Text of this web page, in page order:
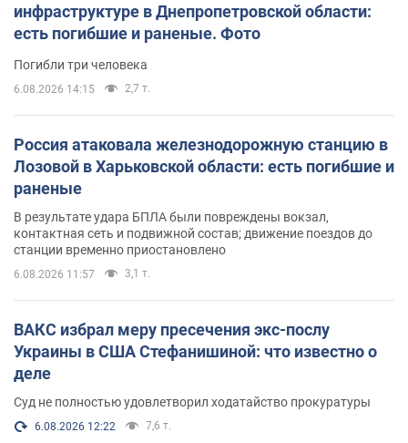
инфраструктуре в Днепропетровской области:
есть погибшие и раненые. Фото
Погибли три человека
6.08.2026 14:15 2,7 т.
Россия атаковала железнодорожную станцию в
Лозовой в Харьковской области: есть погибшие и
раненые
В результате удара БПЛА были повреждены вокзал,
контактная сеть и подвижной состав; движение поездов до
станции временно приостановлено
6.08.2026 11:57 3,1 т.
ВАКС избрал меру пресечения экс-послу
Украины в США Стефанишиной: что известно о
деле
Суд не полностью удовлетворил ходатайство прокуратуры
6.08.2026 12:22 7,6 т.